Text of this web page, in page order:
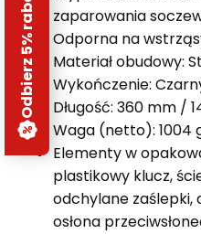
zaparowania
Odporna na
Materiał obudowy:
Wykończenie:
Długość: 360 mm /
Waga (netto): 1004
Elementy w
plastikowy klucz,
odchylane zaślepki,
osłona
Odbierz 5% rabatu